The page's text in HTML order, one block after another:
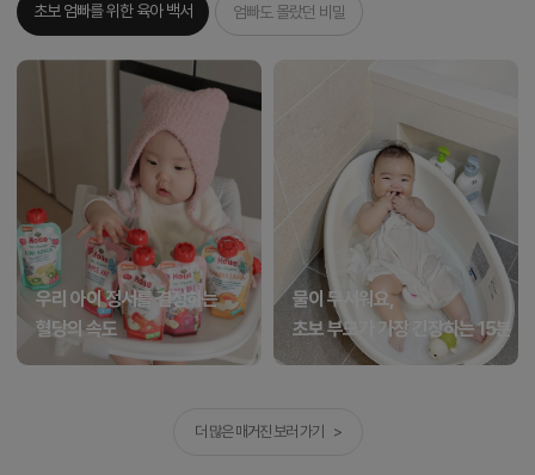
초보 엄빠를 위한 육아 백서 엄빠도 몰랐던 비밀
우리 아이 정서를 결정하는
혈당의 속도
물이 무서워요,
초보 부모가 가장 긴장하는 15분
더 많은 매거진 보러 가기 >